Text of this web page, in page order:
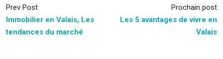
Prev Post
Immobilier en Valais, Les
tendances du marché
Prochain post
Les 5 avantages de vivre en
Valais